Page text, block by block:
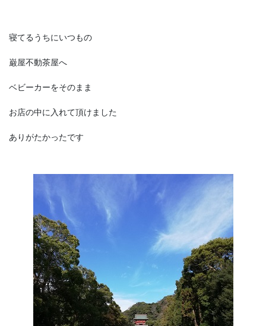
寝てるうちにいつもの
巌屋不動茶屋へ
ベビーカーをそのまま
お店の中に入れて頂けました
ありがたかったです